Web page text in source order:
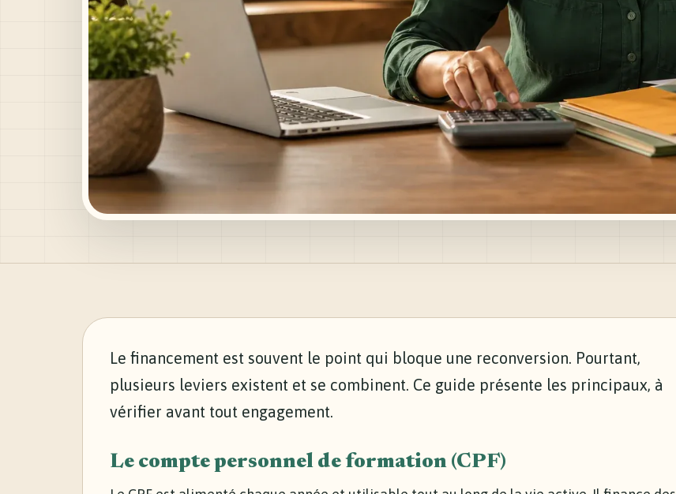
Le financement est souvent le point qui bloque une reconversion. Pourtant,
plusieurs leviers existent et se combinent. Ce guide présente les principaux, à
vérifier avant tout engagement.
Le compte personnel de formation (CPF)